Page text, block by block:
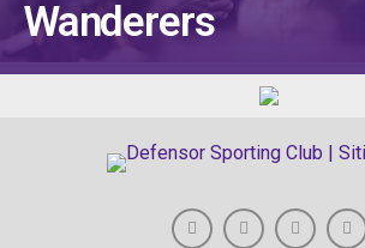
Wanderers
CLUB
Novedades para nuestros socios
FÚTBOL
Vuelta al triunfo